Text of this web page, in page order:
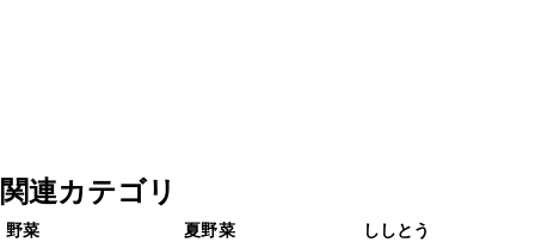
関連カテゴリ
野菜 夏野菜 ししとう